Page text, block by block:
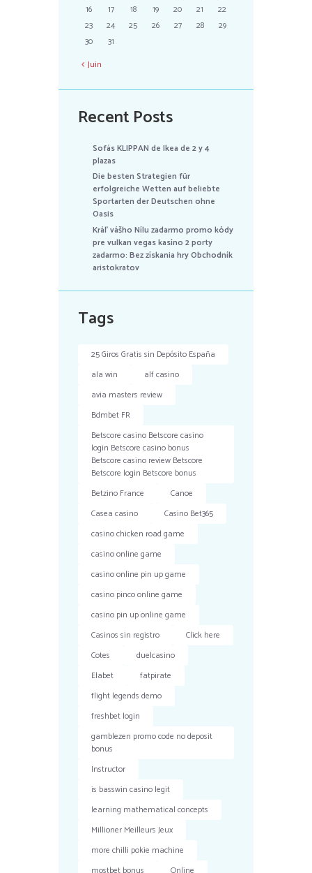
16
17 18 19 20 21
22
23
24 25 26 27 28
29
30
31
Juin
Recent Posts
Sofás KLIPPAN de Ikea de 2 y 4
plazas
Die besten Strategien für
erfolgreiche Wetten auf beliebte
Sportarten der Deutschen ohne
Oasis
Kráľ vášho Nílu zadarmo promo kódy
pre vulkan vegas kasíno 2 porty
zadarmo: Bez získania hry Obchodník
aristokratov
Tags
25 Giros Gratis sin Depósito España
ala win
alf casino
avia masters review
Bdmbet FR
Betscore casino Betscore casino
login Betscore casino bonus
Betscore casino review Betscore
Betscore login Betscore bonus
Betzino France
Canoe
Casea casino
Casino Bet365
casino chicken road game
casino online game
casino online pin up game
casino pinco online game
casino pin up online game
Casinos sin registro
Click here
Cotes
duelcasino
Elabet
fatpirate
flight legends demo
freshbet login
gamblezen promo code no deposit
bonus
Instructor
is basswin casino legit
learning mathematical concepts
Millioner Meilleurs Jeux
more chilli pokie machine
mostbet bonus
Online